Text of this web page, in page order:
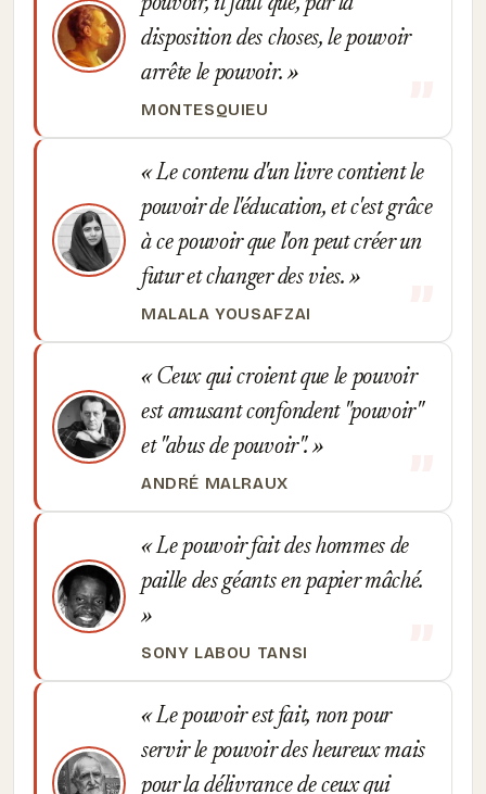
disposition des choses, le pouvoir
arrête le pouvoir.
MONTESQUIEU
Le contenu d'un livre contient le
pouvoir de l'éducation, et c'est grâce
à ce pouvoir que l'on peut créer un
futur et changer des vies.
MALALA YOUSAFZAI
Ceux qui croient que le pouvoir
est amusant confondent "pouvoir"
et "abus de pouvoir".
ANDRÉ MALRAUX
Le pouvoir fait des hommes de
paille des géants en papier mâché.
SONY LABOU TANSI
Le pouvoir est fait, non pour
servir le pouvoir des heureux mais
pour la délivrance de ceux qui